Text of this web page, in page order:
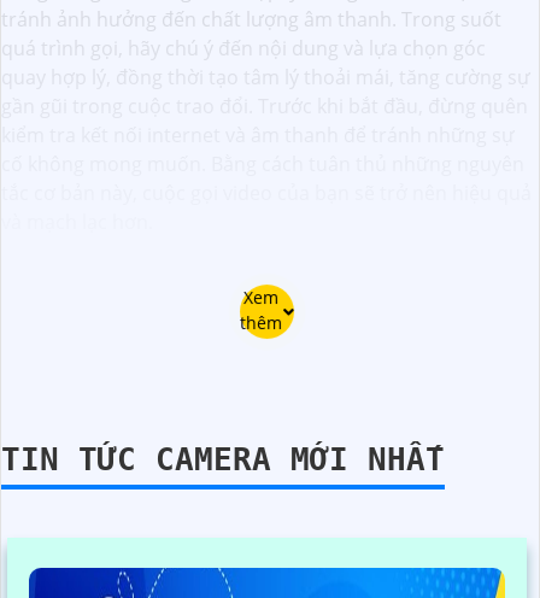
tránh ảnh hưởng đến chất lượng âm thanh. Trong suốt
quá trình gọi, hãy chú ý đến nội dung và lựa chọn góc
Xem
thêm
TIN TỨC CAMERA MỚI NHẤT